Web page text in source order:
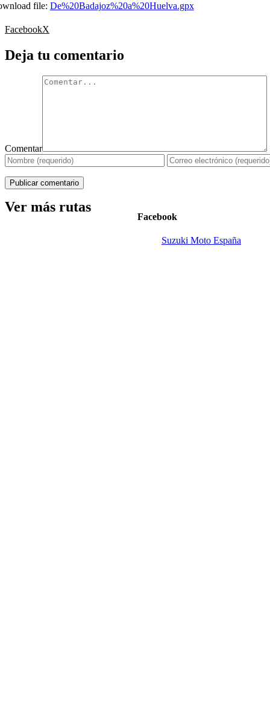
file: De%20Badajoz%20a%20Huelva.gpx
FacebookX
Deja tu comentario
Comentar
Facebook
Suzuki Moto España
Ver más rutas